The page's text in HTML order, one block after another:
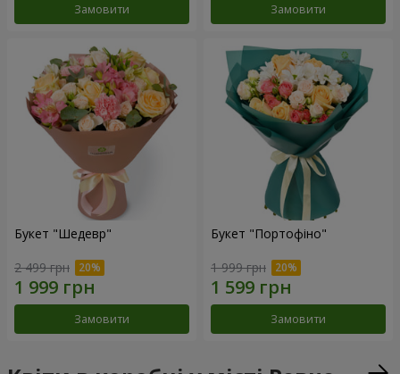
Замовити Замовити
Букет "Шедевр"
2 499 грн
Замовити
Букет "Портофіно"
1 999 грн
Замовити